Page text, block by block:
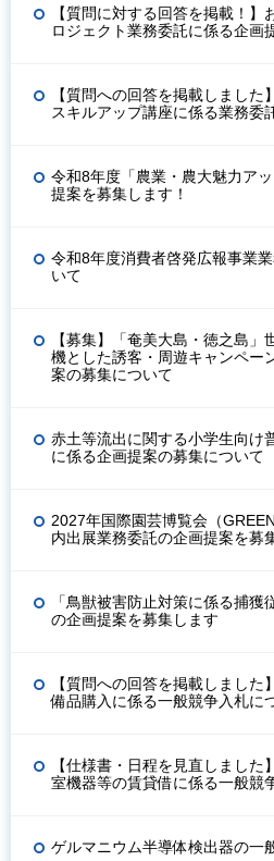
【質問に対する回答を掲載！
ロジェクト業務委託に係る企画
【質問への回答を掲載しまし
スキルアップ講座に係る業務委
令和8年度「農業・農大魅力ア
提案を募集します！
令和8年度消費者啓発広報事業
いて
【募集】「奄美大島・徳之島
機とした誘客・周遊キャンペー
案の募集について
赤土等流出に関する小学生向け
に係る企画提案の募集について
2027年国際園芸博覧会（
内出展業務委託の企画提案を募
「鳥獣被害防止対策に係る捕獲
の企画提案を募集します
【質問への回答を掲載しまし
備品購入に係る一般競争入札に
【仕様書・日程を見直しまし
室機器等の賃貸借に係る一般競
ゲルマニウム半導体検出器の一